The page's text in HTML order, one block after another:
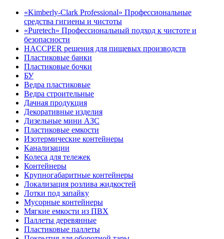
«Kimberly-Clark Professional» Профессиональные
средства гигиены и чистоты
«Puretech» Профессиональный подход к чистоте и
безопасности
HACCPER решения для пищевых производств
Пластиковые банки
Пластиковые бочки
БУ
Ведра пластиковые
Ведра строительные
Дачная продукция
Декоративные изделия
Дизельные мини АЗС
Пластиковые емкости
Изотермические контейнеры
Канализации
Колеса для тележек
Контейнеры
Крупногабаритные контейнеры
Локализация розлива жидкостей
Лотки под запайку
Мусорные контейнеры
Мягкие емкости из ПВХ
Паллеты деревянные
Пластиковые паллеты